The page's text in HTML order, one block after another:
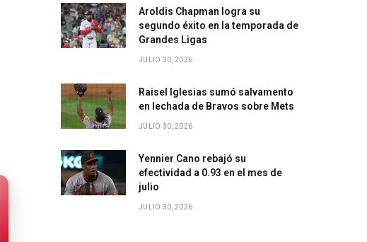
Aroldis Chapman logra su
segundo éxito en la temporada de
Grandes Ligas
JULIO 30, 2026
Raisel Iglesias sumó salvamento
en lechada de Bravos sobre Mets
JULIO 30, 2026
Yennier Cano rebajó su
efectividad a 0.93 en el mes de
julio
JULIO 30, 2026